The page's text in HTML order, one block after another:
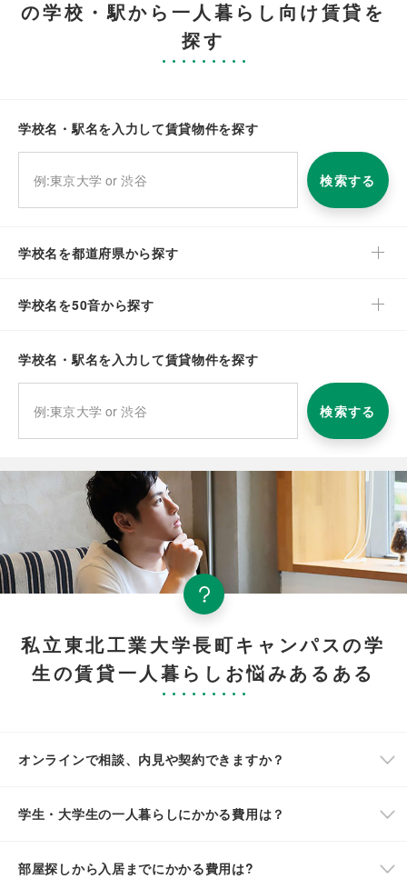
の学校・駅から一人暮らし向け賃貸を
探す
学校名・駅名を入力して賃貸物件を探す
検索する
学校名を都道府県から探す
学校名を50音から探す
学校名・駅名を入力して賃貸物件を探す
検索する
私立東北工業大学長町キャンパスの学
生の賃貸一人暮らしお悩みあるある
オンラインで相談、内見や契約できますか？
学生・大学生の一人暮らしにかかる費用は？
部屋探しから入居までにかかる費用は?